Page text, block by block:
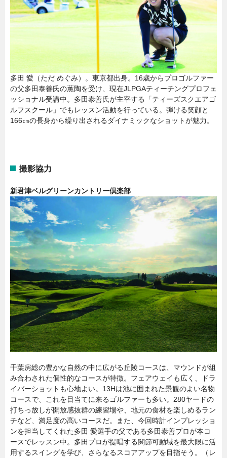
多田 愛（ただ めぐみ）。東京都出身。16歳からプロゴルファー
の父多田泰善氏の薫陶を受け、現在JLPGAティーチングプロフェ
ッショナル受講中。多田泰善氏が主宰する「ティーズスクエアゴ
ルフスクール」でもレッスン活動を行っている。弾ける笑顔と
166㎝の長身から繰り出されるダイナミックなショットが魅力。
撮影協力
新君津ベルグリーンカントリー倶楽部
千葉房総の豊かな自然の中に広がる丘陵コースは、マウンドが組
み合わされた個性的なコースが特徴。フェアウェイも広く、ドラ
イバーショットも心地よい。13Hは池に囲まれた景観のよい名物
コースで、これを目当てに来るゴルファーも多い。280ヤードの
打ちっ放しが開放感抜群の練習場や、地元の食材を楽しめるラン
チなど、満足度の高いコースだ。また、今回時計インプレッショ
ンを担当してくれた多田 愛選手の父である多田泰善プロが本コ
ースでレッスン中。多田プロが提唱する関節可動域を最大限に活
用するスイングを学び、さらなるスコアアップを目指そう。（レ